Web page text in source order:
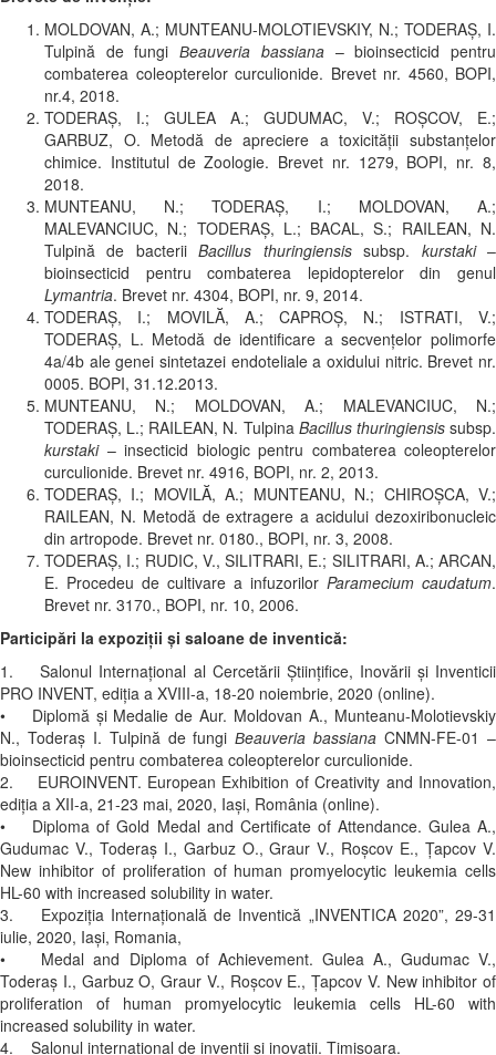
MOLDOVAN, A.; MUNTEANU-MOLOTIEVSKIY, N.; TODERAŞ, I.
Tulpină de fungiВeauveria bassiana– bioinsecticid pentru
combaterea coleopterelor curculionide. Brevet nr. 4560, BOPI,
nr.4, 2018.
TODERAŞ, I.; GULEA A.; GUDUMAC, V.; ROŞCOV, E.;
GARBUZ, O. Metodă de apreciere a toxicităţii substanţelor
chimice. Institutul de Zoologie. Brevet nr. 1279, BOPI, nr. 8,
2018.
MUNTEANU, N.; TODERAŞ, I.; MOLDOVAN, A.;
MALEVANCIUC, N.; TODERAŞ, L.; BACAL, S.; RAILEAN, N.
Tulpină de bacteriiBacillus thuringiensissubsp. kurstaki–
bioinsecticid pentru combaterea lepidopterelor din genul
Lymantria. Brevet nr. 4304, BOPI, nr. 9, 2014.
TODERAŞ, I.; MOVILĂ, A.; CAPROȘ, N.; ISTRATI, V.;
TODERAȘ, L. Metodă de identificare a secvențelor polimorfe
4a/4b ale genei sintetazei endoteliale a oxidului nitric. Brevet nr.
0005. BOPI, 31.12.2013.
MUNTEANU, N.; MOLDOVAN, A.; MALEVANCIUC, N.;
TODERAŞ, L.; RAILEAN, N. Tulpina Bacillus thuringiensissubsp.
kurstaki– insecticid biologic pentru combaterea coleopterelor
curculionide. Brevet nr. 4916, BOPI, nr. 2, 2013.
TODERAŞ, I.; MOVILĂ, A.; MUNTEANU, N.; CHIROȘCA, V.;
RAILEAN, N. Metodă de extragere a acidului dezoxiribonucleic
din artropode. Brevet nr. 0180., BOPI, nr. 3, 2008.
TODERAŞ, I.; RUDIC, V., SILITRARI, E.; SILITRARI, A.; ARCAN,
E. Procedeu de cultivare a infuzorilor Paramecium caudatum.
Brevet nr. 3170., BOPI, nr. 10, 2006.
Participări la expoziții și saloane de inventică:
1. Salonul Internațional al Cercetării Științifice, Inovării și Inventicii
PRO INVENT, ediția a XVIII-a, 18-20 noiembrie, 2020 (online).
• Diplomă și Medalie de Aur. Moldovan A., Munteanu-Molotievskiy
N., Toderaş I. Tulpină de fungiВeauveria bassiana CNMN-FE-01 –
bioinsecticid pentru combaterea coleopterelor curculionide.
2. EUROINVENT. European Exhibition of Creativity and Innovation,
ediția a XII-a, 21-23 mai, 2020, Iași, România (online).
• Diploma of Gold Medal and Certificate of Attendance. Gulea A.,
Gudumac V., Toderaş I., Garbuz O., Graur V., Roşcov E., Ţapcov V.
New inhibitor of proliferation of human promyelocytic leukemia cells
HL-60 with increased solubility in water.
3. Expoziția Internațională de Inventică „INVENTICA 2020”, 29-31
iulie, 2020, Iași, Romania,
• Medal and Diploma of Achievement. Gulea A., Gudumac V.,
Toderaş I., Garbuz O, Graur V., Roşcov E., Ţapcov V. New inhibitor of
proliferation of human promyelocytic leukemia cells HL-60 with
increased solubility in water.
4. Salonul international de inventii și inovatii. Timisoara.